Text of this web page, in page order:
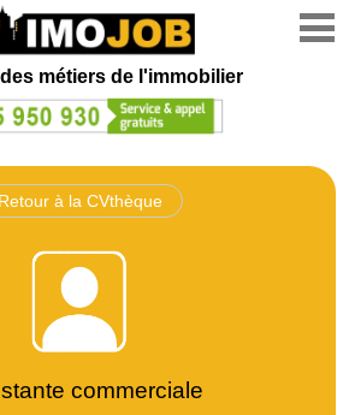
métiers de l'immobilier
Retour à la CVthèque
commerciale